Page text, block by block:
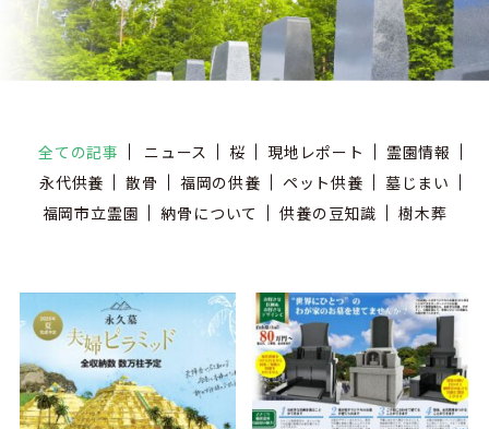
全ての記事 ニュース 桜 現地レポート
霊園情報
永代供養
散骨 福岡の供養 ペット供養
墓じまい
福岡市立霊園
納骨について 供養の豆知識 樹木葬